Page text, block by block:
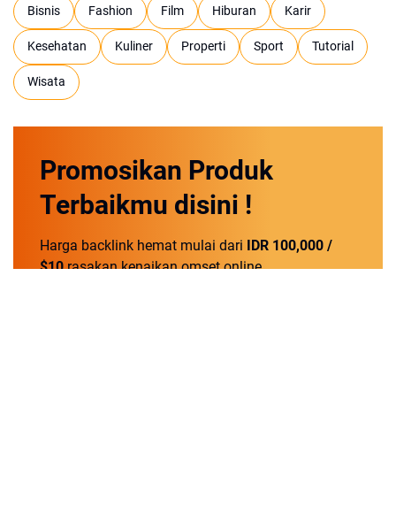
Bisnis Fashion Film Hiburan Karir
Kesehatan Kuliner Properti Sport Tutorial
Wisata
Promosikan Produk
Terbaikmu disini !
Harga backlink hemat mulai dari IDR 100,000 /
$10rasakan kenaikan omset online.